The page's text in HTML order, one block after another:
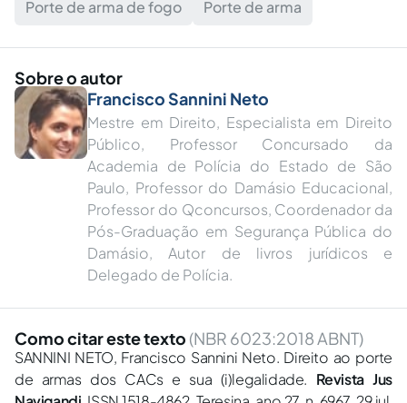
Porte de arma de fogo Porte de arma
Sobre o autor
Francisco Sannini Neto
Mestre em Direito, Especialista em Direito
Público, Professor Concursado da
Academia de Polícia do Estado de São
Paulo, Professor do Damásio Educacional,
Professor do Qconcursos, Coordenador da
Pós-Graduação em Segurança Pública do
Damásio, Autor de livros jurídicos e
Delegado de Polícia.
Como citar este texto (NBR 6023:2018 ABNT)
SANNINI NETO, Francisco Sannini Neto. Direito ao porte
de armas dos CACs e sua (i)legalidade. Revista Jus